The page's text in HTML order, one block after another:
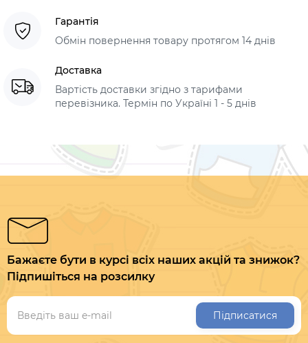
Гарантія
Обмін повернення товару протягом 14 днів
Доставка
Вартість доставки згідно з тарифами
перевізника. Термін по Україні 1 - 5 днів
Бажаєте бути в курсі всіх наших акцій та знижок?
Підпишіться на розсилку
Підписатися